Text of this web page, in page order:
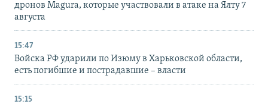
дронов Magura, которые участвовали в атаке на Ялту 7
августа
15:47
Войска РФ ударили по Изюму в Харьковской области,
есть погибшие и пострадавшие – власти
15:15